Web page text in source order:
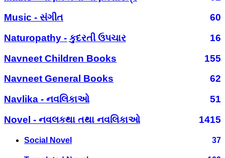
Music - સંગીત
60
Naturopathy - કુદરતી ઉપચાર
16
Navneet Children Books
155
Navneet General Books
62
Navlika - નવલિકાઓ
51
Novel - નવલકથા તથા નવલિકાઓ
1415
Social Novel 37